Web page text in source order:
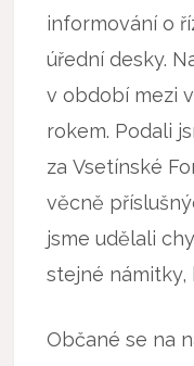
informování o
úřední desky.
v období mezi
rokem. Podali
za Vsetínské
věcně
jsme udělali
stejné
Občané se na